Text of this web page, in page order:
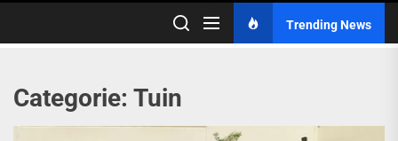
Trending News
Categorie: Tuin